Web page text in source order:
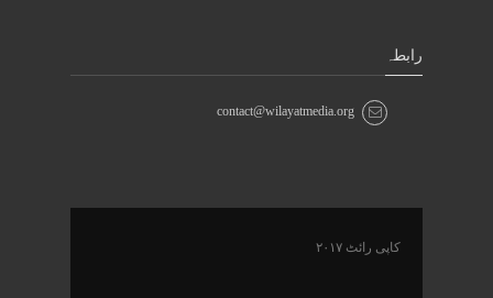
رابطہ
contact@wilayatmedia.org
کاپی رائٹ ۲۰۱۷